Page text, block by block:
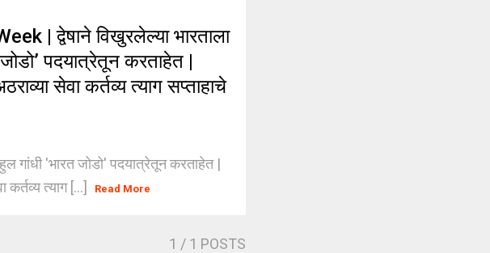
| द्वेषाने विखुरलेल्या भारताला
पदयात्रेतून करताहेत |
सेवा कर्तव्य त्याग सप्ताहाचे
गांधी 'भारत जोडो' पदयात्रेतून करताहेत |
त्याग [...]
Read More
1 / 1 POSTS